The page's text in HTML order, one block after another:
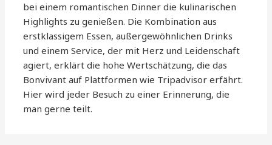
bei einem romantischen Dinner die kulinarischen
Highlights zu genießen. Die Kombination aus
erstklassigem Essen, außergewöhnlichen Drinks
und einem Service, der mit Herz und Leidenschaft
agiert, erklärt die hohe Wertschätzung, die das
Bonvivant auf Plattformen wie Tripadvisor erfährt.
Hier wird jeder Besuch zu einer Erinnerung, die
man gerne teilt.